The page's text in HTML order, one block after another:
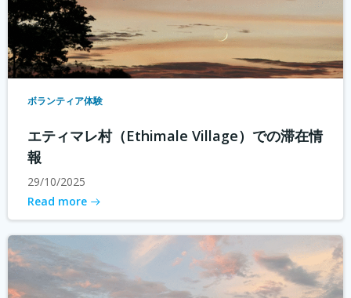
ボランティア体験
エティマレ村（Ethimale Village）での滞在情
報
29/10/2025
Read more